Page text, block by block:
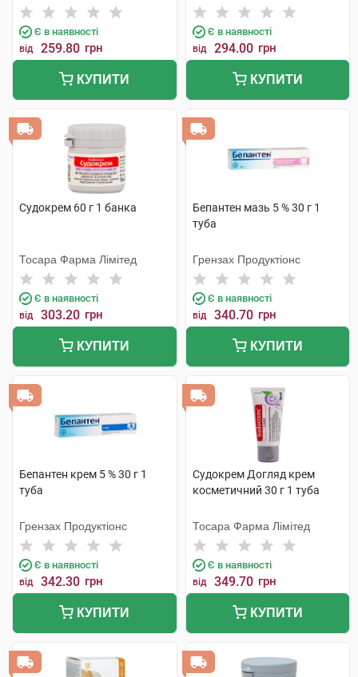
Є в наявності
від 259.80 грн
КУПИТИ
Є в наявності
від 294.00 грн
КУПИТИ
Судокрем 60 г 1 банка
Тосара Фарма Лімітед
Є в наявності
від 303.20 грн
КУПИТИ
Бепантен мазь 5 % 30 г 1
туба
Грензах Продуктіонс
Є в наявності
від 340.70 грн
КУПИТИ
Бепантен крем 5 % 30 г 1
туба
Грензах Продуктіонс
Є в наявності
від 342.30 грн
КУПИТИ
Судокрем Догляд крем
косметичний 30 г 1 туба
Тосара Фарма Лімітед
Є в наявності
від 349.70 грн
КУПИТИ